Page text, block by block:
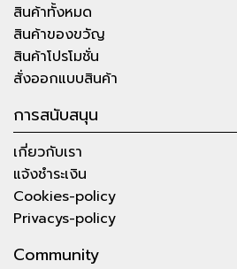
สินค้าทั้งหมด
สินค้าของขวัญ
สินค้าโปรโมชั่น
สั่งออกแบบสินค้า
การสนับสนุน
เกี่ยวกับเรา
แจ้งชำระเงิน
Cookies-policy
Privacys-policy
Community